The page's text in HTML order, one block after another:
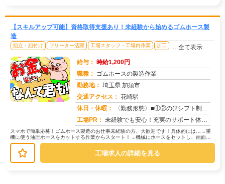
【スキルアップ可能】資格取得支援あり！未経験から始めるゴムホース製
造
組立・組付け フリーター活躍 工場スタッフ・工場内作業 加工 …全て表示
給与： 時給1,200円
職種： ゴムホースの製造作業
勤務地： 埼玉県 加須市
交通アクセス： 花崎駅
休日・休暇：
〈勤務形態〉■①②の(2シフト制）交替制■①②③の３交替制〈休日〉土日祝★GW★夏季休暇★年末年始
工場PR： 未経験でも安心！充実のサポート体制で新しい一歩を踏み出せます！→ 専属担当スタッフが就業まで徹底サポート！不安や悩...
スマホで簡単応募！ゴムホース製造のお仕事未経験の方、大歓迎です！具体的には…→重
機に使う油圧ホースをカットする作業からスタート！→機械にホースをセットし、画面の
指示に従って操作します。→金具を取...
工場求人の詳細を見る